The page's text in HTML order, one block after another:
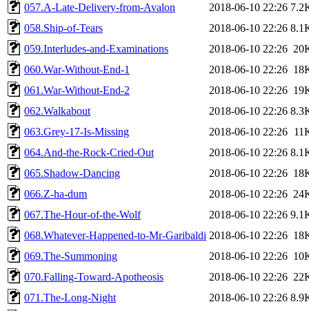
057.A-Late-Delivery-from-Avalon
2018-06-10 22:26
058.Ship-of-Tears
2018-06-10 22:26
059.Interludes-and-Examinations
2018-06-10 22:26
060.War-Without-End-1
2018-06-10 22:26
061.War-Without-End-2
2018-06-10 22:26
062.Walkabout
2018-06-10 22:26
063.Grey-17-Is-Missing
2018-06-10 22:26
064.And-the-Rock-Cried-Out
2018-06-10 22:26
065.Shadow-Dancing
2018-06-10 22:26
066.Z-ha-dum
2018-06-10 22:26
067.The-Hour-of-the-Wolf
2018-06-10 22:26
068.Whatever-Happened-to-Mr-Garibaldi 2018-06-10 22:26
069.The-Summoning
2018-06-10 22:26
070.Falling-Toward-Apotheosis
2018-06-10 22:26
071.The-Long-Night
2018-06-10 22:26